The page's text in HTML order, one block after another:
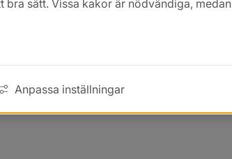
sätt. Vissa kakor är nödvändiga, medan
Anpassa inställningar